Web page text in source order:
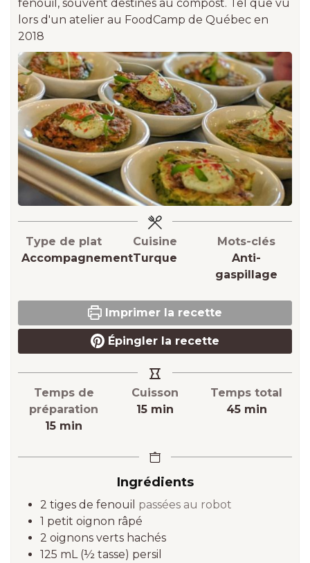
fenouil, souvent destinés au compost. Tel que vu
lors d'un atelier au FoodCamp de Québec en
2018
Type de plat
Accompagnement
Cuisine
Turque
Mots-clés
Anti-
gaspillage
Imprimer la recette
Épingler la recette
Temps de
préparation
15minutes
min
Cuisson
15minutes
min
Temps total
45minutes
min
Ingrédients
2 tiges de fenouil passées au robot
1 petit oignon râpé
2 oignons verts hachés
125 mL (½ tasse) persil